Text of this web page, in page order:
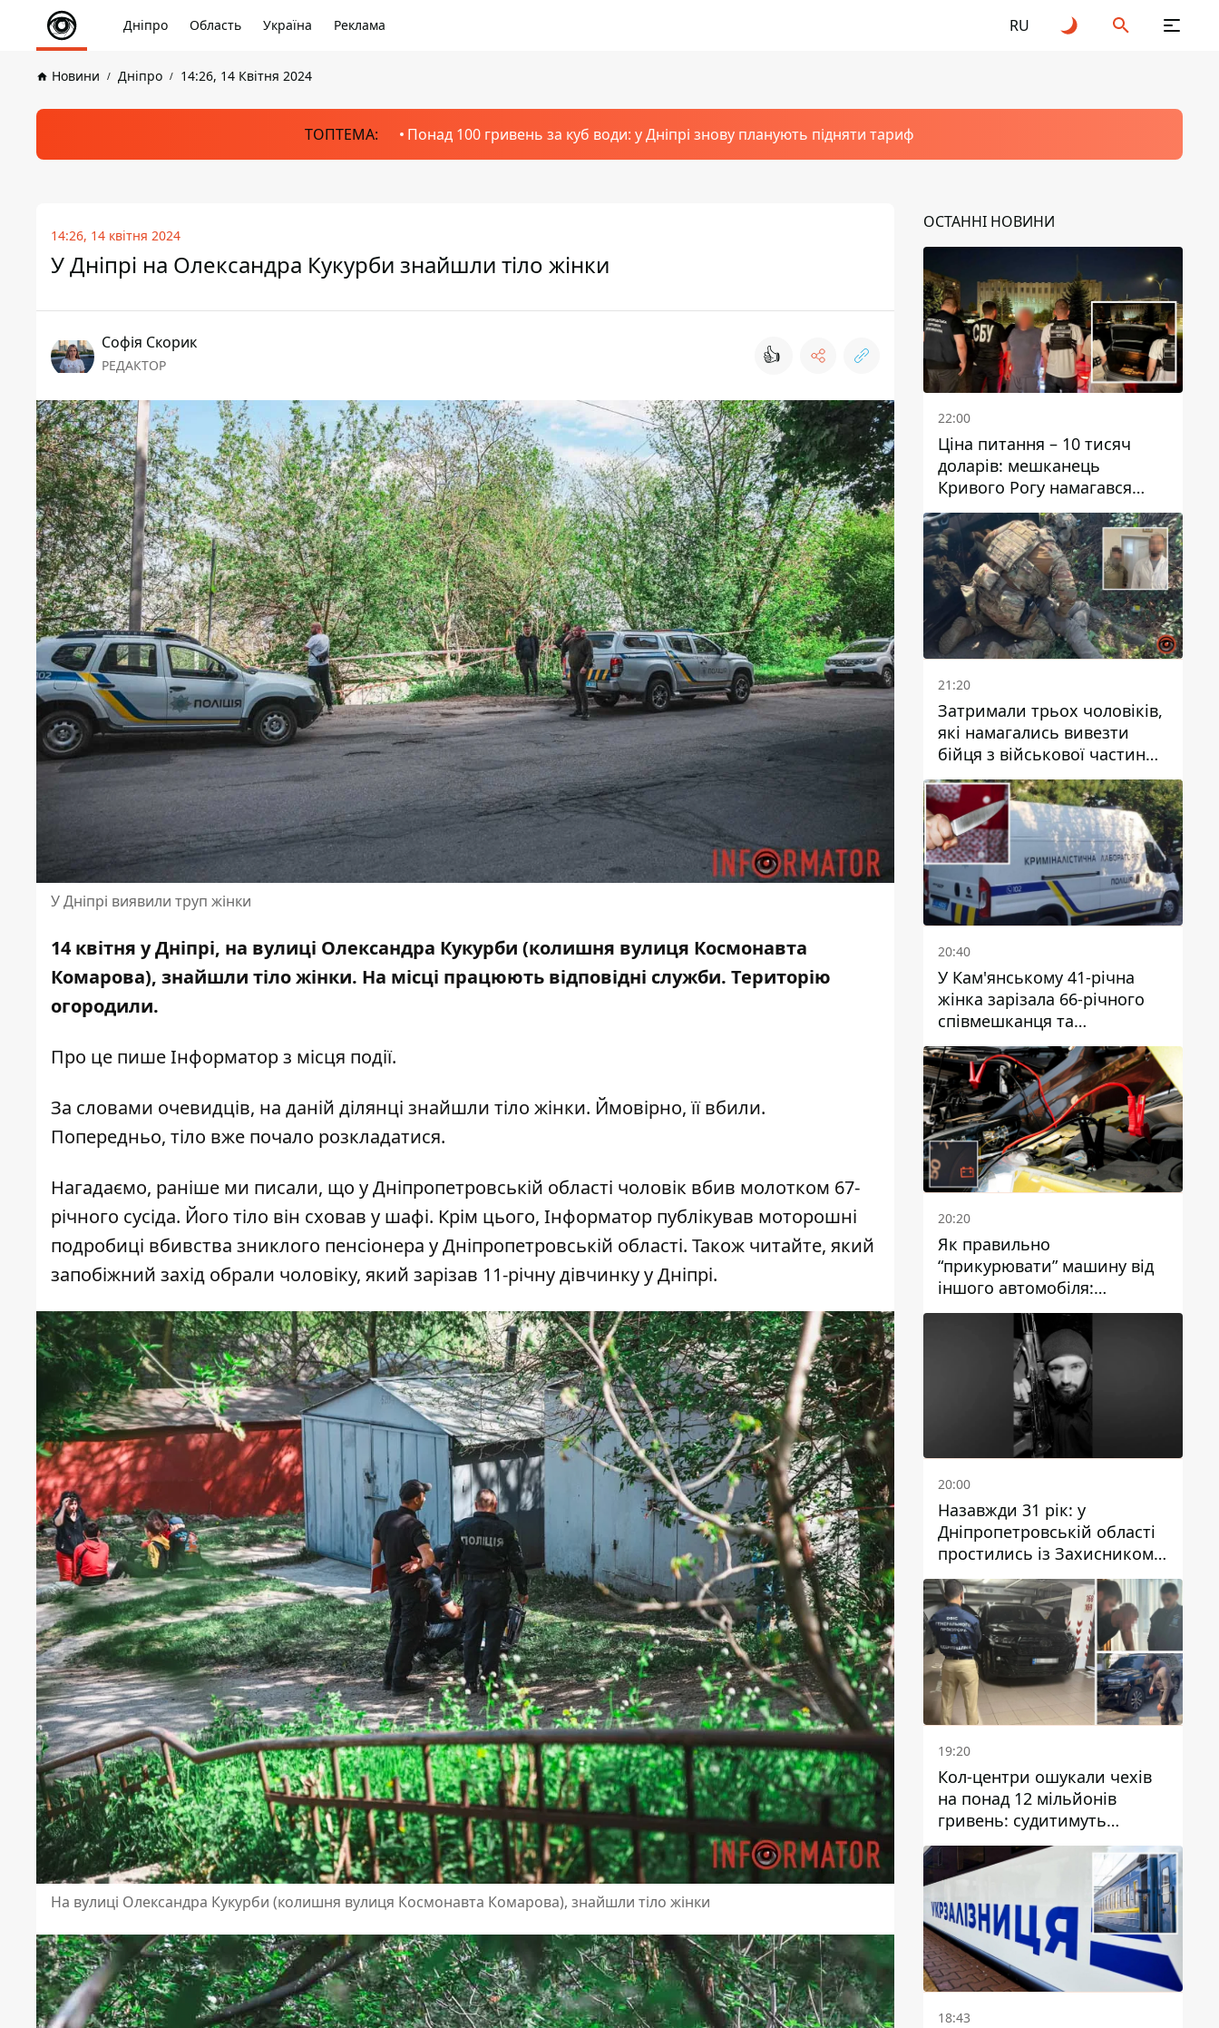
Дніпро Область Україна Реклама RU
Новини Дніпро 14:26, 14 Квітня 2024
ТОПТЕМА: Понад 100 гривень за куб води: у Дніпрі знову планують підняти тариф
14:26, 14 квітня 2024
У Дніпрі на Олександра Кукурби знайшли тіло жінки
Софія Скорик
РЕДАКТОР 👍
У Дніпрі виявили труп жінки
14 квітня у Дніпрі, на вулиці Олександра Кукурби (колишня вулиця Космонавта
Комарова), знайшли тіло жінки. На місці працюють відповідні служби. Територію
огородили.
Про це пише Інформатор з місця події.
За словами очевидців, на даній ділянці знайшли тіло жінки. Ймовірно, її вбили.
Попередньо, тіло вже почало розкладатися.
Нагадаємо, раніше ми писали, що у Дніпропетровській області чоловік вбив молотком 67-
річного сусіда. Його тіло він сховав у шафі. Крім цього, Інформатор публікував моторошні
подробиці вбивства зниклого пенсіонера у Дніпропетровській області. Також читайте, який
запобіжний захід обрали чоловіку, який зарізав 11-річну дівчинку у Дніпрі.
На вулиці Олександра Кукурби (колишня вулиця Космонавта Комарова), знайшли тіло жінки
ОСТАННІ НОВИНИ
22:00
Ціна питання – 10 тисяч
доларів: мешканець
Кривого Рогу намагався
переправити чоловіка до
Словаччини
21:20
Затримали трьох чоловіків,
які намагались вивезти
бійця з військової частини
до Дніпра за 7 тисяч
доларів: серед них був лікар
20:40
У Кам'янському 41-річна
жінка зарізала 66-річного
співмешканця та
намагалась обманути
поліцейських
20:20
Як правильно
“прикурювати” машину від
іншого автомобіля:
інструкція для водіїв
20:00
Назавжди 31 рік: у
Дніпропетровській області
простились із Захисником
Олександром Рєпіним
19:20
Кол-центри ошукали чехів
на понад 12 мільйонів
гривень: судитимуть
дніпрянина, який
організував
транснаціональну злочинну
організацію
18:43